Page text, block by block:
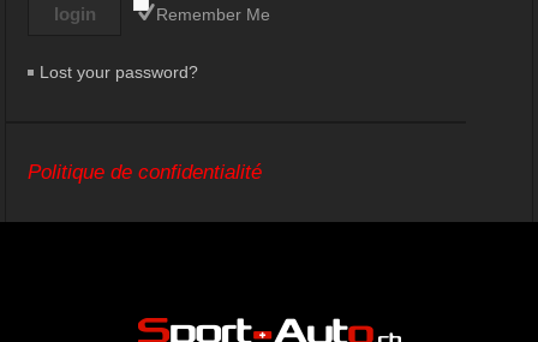
Remember Me
Lost your password?
Politique de confidentialité